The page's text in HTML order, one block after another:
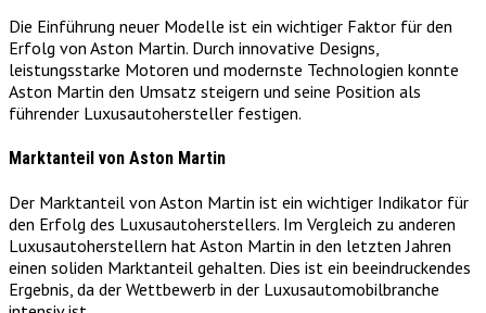
Die Einführung neuer Modelle ist ein wichtiger Faktor für den
Erfolg von Aston Martin. Durch innovative Designs,
leistungsstarke Motoren und modernste Technologien konnte
Aston Martin den Umsatz steigern und seine Position als
führender Luxusautohersteller festigen.
Marktanteil von Aston Martin
Der Marktanteil von Aston Martin ist ein wichtiger Indikator für
den Erfolg des Luxusautoherstellers. Im Vergleich zu anderen
Luxusautoherstellern hat Aston Martin in den letzten Jahren
einen soliden Marktanteil gehalten. Dies ist ein beeindruckendes
Ergebnis, da der Wettbewerb in der Luxusautomobilbranche